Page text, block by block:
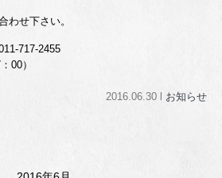
わせ下さい。
717-2455
00）
2016.06.30 l お知らせ